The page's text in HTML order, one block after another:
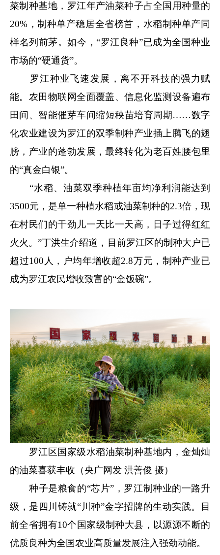
菜制种基地，罗江年产油菜种子占全国用种量的
20%，制种单产稳居全省榜首，水稻制种单产同
样名列前茅。如今，“罗江良种”已成为全国种业
市场的“硬通货”。
罗江种业飞速发展，离不开科技的强力赋
能。农田物联网全面覆盖、信息化监测设备遍布
田间、智能催芽车间缩短秧苗培育周期……数字
化农业建设为罗江的双季制种产业插上腾飞的翅
膀，产业的蓬勃发展，最终转化为老百姓腰包里
的“真金白银”。
“水稻、油菜双季种植年亩均净利润能达到
3500元，是单一种植水稻或油菜制种的2.3倍，现
在村民们的干劲儿一天比一天高，日子过得红红
火火。”丁洪生介绍道，目前罗江区的制种大户已
超过100人，户均年增收超2.8万元，制种产业已
成为罗江农民增收致富的“金饭碗”。
罗江区国家级水稻油菜制种基地内，金灿灿
的油菜喜获丰收（央广网发 洪善俊 摄）
种子是粮食的“芯片”，罗江制种业的一路升
级，是四川铸就“川种”金字招牌的生动实践。目
前全省拥有10个国家级制种大县，以源源不断的
优质良种为全国农业高质量发展注入强劲动能。